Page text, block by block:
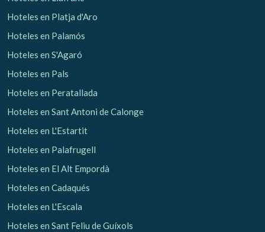
Hoteles en Platja d'Aro
Hoteles en Palamós
Hoteles en S'Agaró
Hoteles en Pals
Hoteles en Peratallada
Hoteles en Sant Antoni de Calonge
Hoteles en L'Estartit
Hoteles en Palafrugell
Hoteles en El Alt Empordà
Hoteles en Cadaqués
Hoteles en L'Escala
Hoteles en Sant Feliu de Guíxols